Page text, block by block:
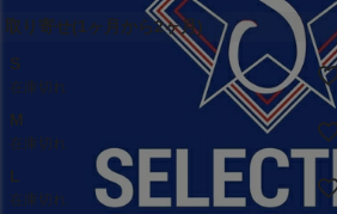
取り寄せ(1ヶ月から2ヶ月)
S
在庫切れ
M
在庫切れ
L
在庫切れ